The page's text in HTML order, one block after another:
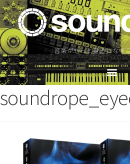
音楽がもっと身近になる